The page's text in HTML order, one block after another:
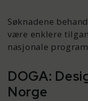
Søknadene
være enklere
nasjonale
DOGA:
Norge